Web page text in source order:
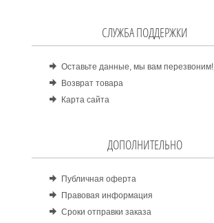
СЛУЖБА ПОДДЕРЖКИ
Оставьте данные, мы вам перезвоним!
Возврат товара
Карта сайта
ДОПОЛНИТЕЛЬНО
Публичная оферта
Правовая информация
Сроки отправки заказа